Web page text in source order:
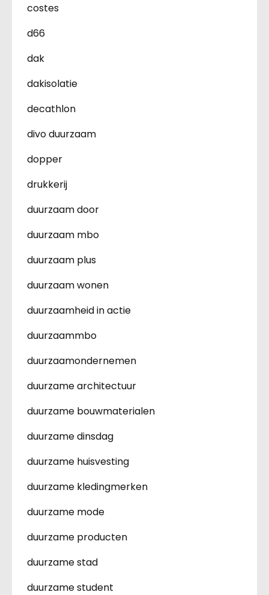
costes
d66
dak
dakisolatie
decathlon
divo duurzaam
dopper
drukkerij
duurzaam door
duurzaam mbo
duurzaam plus
duurzaam wonen
duurzaamheid in actie
duurzaammbo
duurzaamondernemen
duurzame architectuur
duurzame bouwmaterialen
duurzame dinsdag
duurzame huisvesting
duurzame kledingmerken
duurzame mode
duurzame producten
duurzame stad
duurzame student